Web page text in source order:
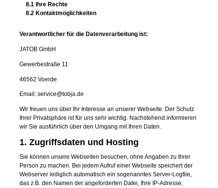
8.1 Ihre Rechte
8.2 Kontaktmöglichkeiten
Verantwortlicher für die Datenverarbeitung ist:
JATOB GmbH
Gewerbestraße 11
46562 Voerde
Email: service@tobja.de
Wir freuen uns über Ihr Interesse an unserer Webseite. Der Schutz
Ihrer Privatsphäre ist für uns sehr wichtig. Nachstehend informieren
wir Sie ausführlich über den Umgang mit Ihren Daten.
1. Zugriffsdaten und Hosting
Sie können unsere Webseiten besuchen, ohne Angaben zu Ihrer
Person zu machen. Bei jedem Aufruf einer Webseite speichert der
Webserver lediglich automatisch ein sogenanntes Server-Logfile,
das z.B. den Namen der angeforderten Datei, Ihre IP-Adresse,